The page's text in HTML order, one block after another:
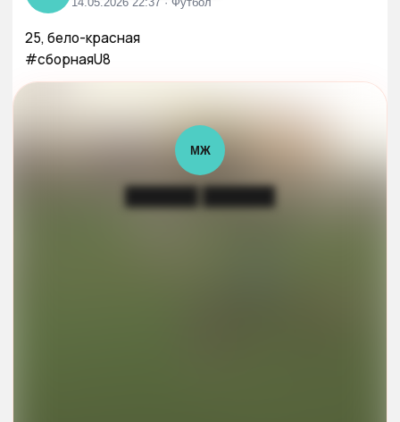
25, бело-красная
#сборнаяU8
МЖ
██████ ██████